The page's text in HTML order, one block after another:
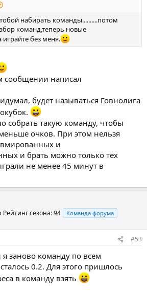
набирать команды..........потом
команд,теперь новые
играйте без меня.
сообщении написал
будет называться Говнолига
собрать такую команду, чтобы
очков. При этом нельзя
и
и брать можно только тех
не менее 45 минут в
Рейтинг сезона: 94 Команда форума
#53
заново команду по всем
0.2. Для этого пришлось
в команду взять